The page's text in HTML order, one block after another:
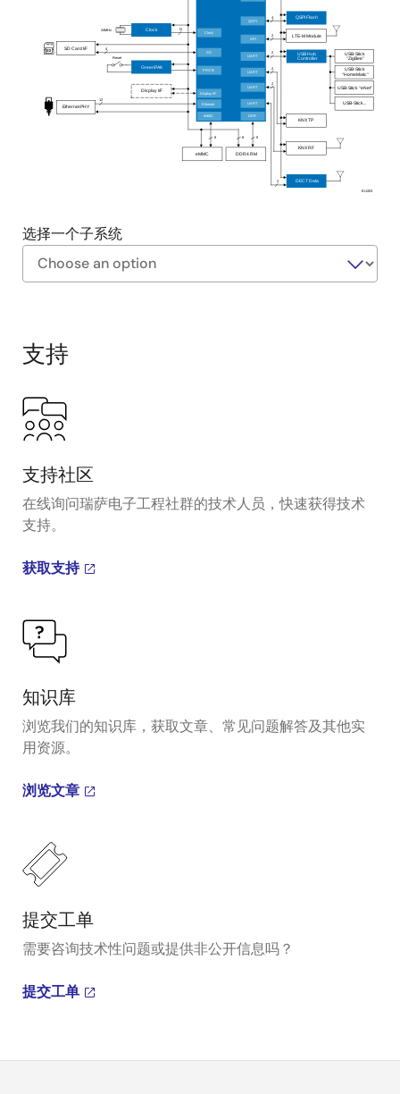
EU203
Ethernet PHY
N
SD Card I/F
USB-Stick
“ZigBee”
USB-Stick
“HomeMatic”
USB-Stick “eNet”
USB-Stick...
QSPI Flash
LTE-M Module
KNX TP
KNX RF
DECT Data
eMMC DDR4 RM
Display I/F
Clock
24MHz
GreenPAK
Reset
12
4
8 8 8
4
2
2
2
2
2
Clock
SD
QSPI
SPI
UART
UART
UART
UART
Display I/F
Ethernet
eMMC DDR
PRST#
USB Hub
Controller
选择一个子系统
Diagram
支持
支持社区
在线询问瑞萨电子工程社群的技术人员，快速获得技术
支持。
获取支持
知识库
浏览我们的知识库，获取文章、常见问题解答及其他实
用资源。
浏览文章
提交工单
需要咨询技术性问题或提供非公开信息吗？
提交工单